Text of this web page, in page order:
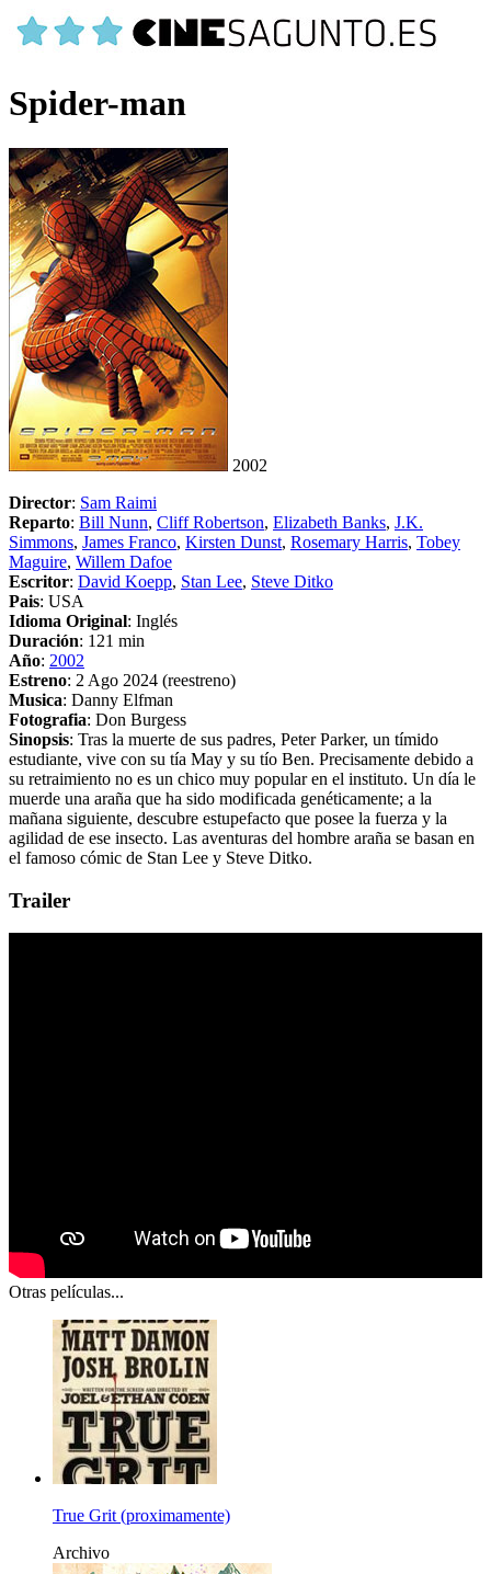
Spider-man
2002
Director: Sam Raimi
Reparto: Bill Nunn, Cliff Robertson, Elizabeth Banks, J.K.
Simmons, James Franco, Kirsten Dunst, Rosemary Harris, Tobey
Maguire, Willem Dafoe
Escritor: David Koepp, Stan Lee, Steve Ditko
Pais: USA
Idioma Original: Inglés
Duración: 121 min
Año: 2002
Estreno: 2 Ago 2024 (reestreno)
Musica: Danny Elfman
Fotografia: Don Burgess
Sinopsis: Tras la muerte de sus padres, Peter Parker, un tímido
estudiante, vive con su tía May y su tío Ben. Precisamente debido a
su retraimiento no es un chico muy popular en el instituto. Un día le
muerde una araña que ha sido modificada genéticamente; a la
mañana siguiente, descubre estupefacto que posee la fuerza y la
agilidad de ese insecto. Las aventuras del hombre araña se basan en
el famoso cómic de Stan Lee y Steve Ditko.
Trailer
Otras películas...
True Grit (proximamente)
Archivo